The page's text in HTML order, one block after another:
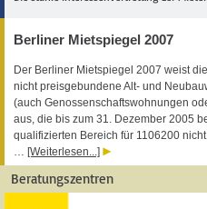
Berliner Mietspiegel 2007
Der Berliner Mietspiegel 2007 weist
nicht preisgebundene Alt- und
(auch Genossenschaftswohnungen
aus, die bis zum 31. Dezember 2005
qualifizierten Bereich für 1106200
[Weiterlesen...]
Beratungszentren